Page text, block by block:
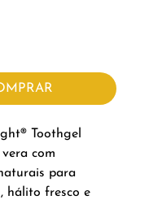
Toothgel
com
para
hálito fresco e